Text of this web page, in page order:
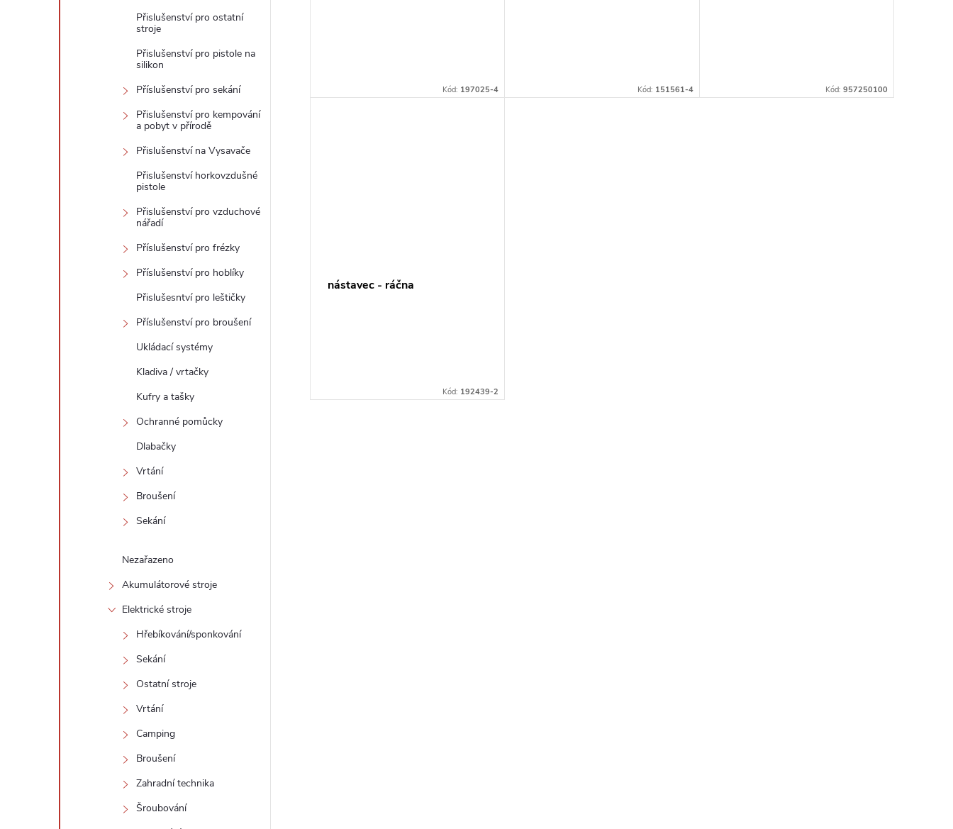
Přislušenství pro ostatní
stroje
Přislušenství pro pistole na
silikon
Příslušenství pro sekání
Přislušenství pro kempování
a pobyt v přírodě
Přislušenství na Vysavače
Přislušenství horkovzdušné
pistole
Přislušenství pro vzduchové
nářadí
Příslušenství pro frézky
Příslušenství pro hoblíky
Přislušesntví pro leštičky
Příslušenství pro broušení
Ukládací systémy
Kladiva / vrtačky
Kufry a tašky
Ochranné pomůcky
Dlabačky
Vrtání
Broušení
Sekání
Nezařazeno
Akumulátorové stroje
Elektrické stroje
Hřebíkování/sponkování
Sekání
Ostatní stroje
Vrtání
Camping
Broušení
Zahradní technika
Šroubování
Kód: 197025-4 Kód: 151561-4 Kód: 957250100
nástavec - ráčna
Kód: 192439-2